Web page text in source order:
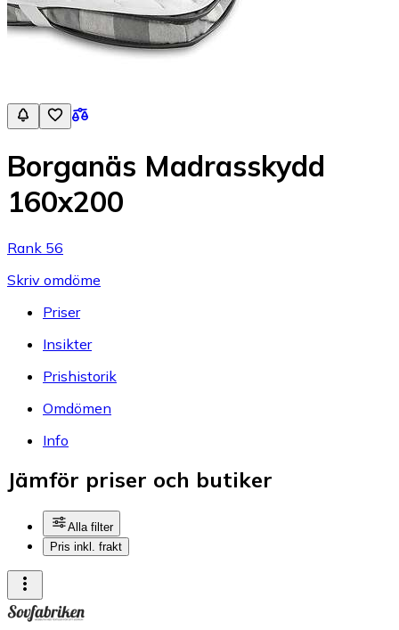
Borganäs Madrasskydd
160x200
Rank 56
Skriv omdöme
Priser
Insikter
Prishistorik
Omdömen
Info
Jämför priser och butiker
Alla filter
Pris inkl. frakt